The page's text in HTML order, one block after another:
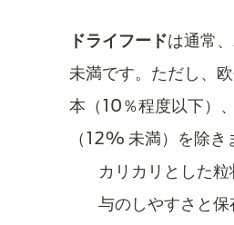
ドライフードは通常
未満です。ただし、
本（10％程度以下）
（12% 未満）を除き
カリカリとした
与のしやすさと